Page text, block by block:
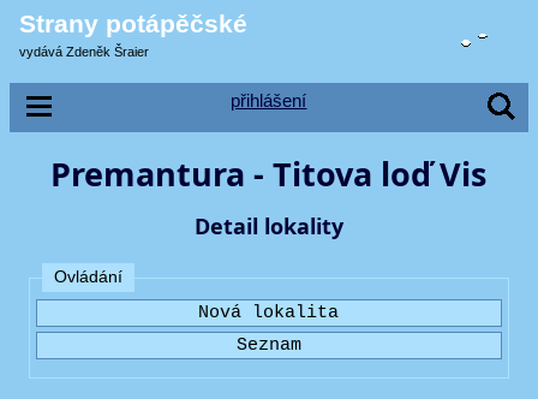
Strany potápěčské
vydává Zdeněk Šraier
přihlášení
Premantura - Titova loď Vis
Detail lokality
Ovládání